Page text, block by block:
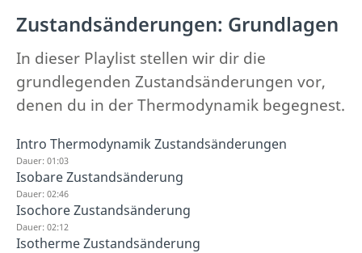
Zustandsänderungen: Grundlagen
In dieser Playlist stellen wir dir die
grundlegenden Zustandsänderungen vor,
denen du in der Thermodynamik begegnest.
Intro Thermodynamik Zustandsänderungen
Dauer: 01:03
Isobare Zustandsänderung
Dauer: 02:46
Isochore Zustandsänderung
Dauer: 02:12
Isotherme Zustandsänderung